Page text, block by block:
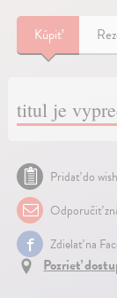
Kúpiť
titul je
Pridať do
Odporučiť
Zdielať na
Pozrieť